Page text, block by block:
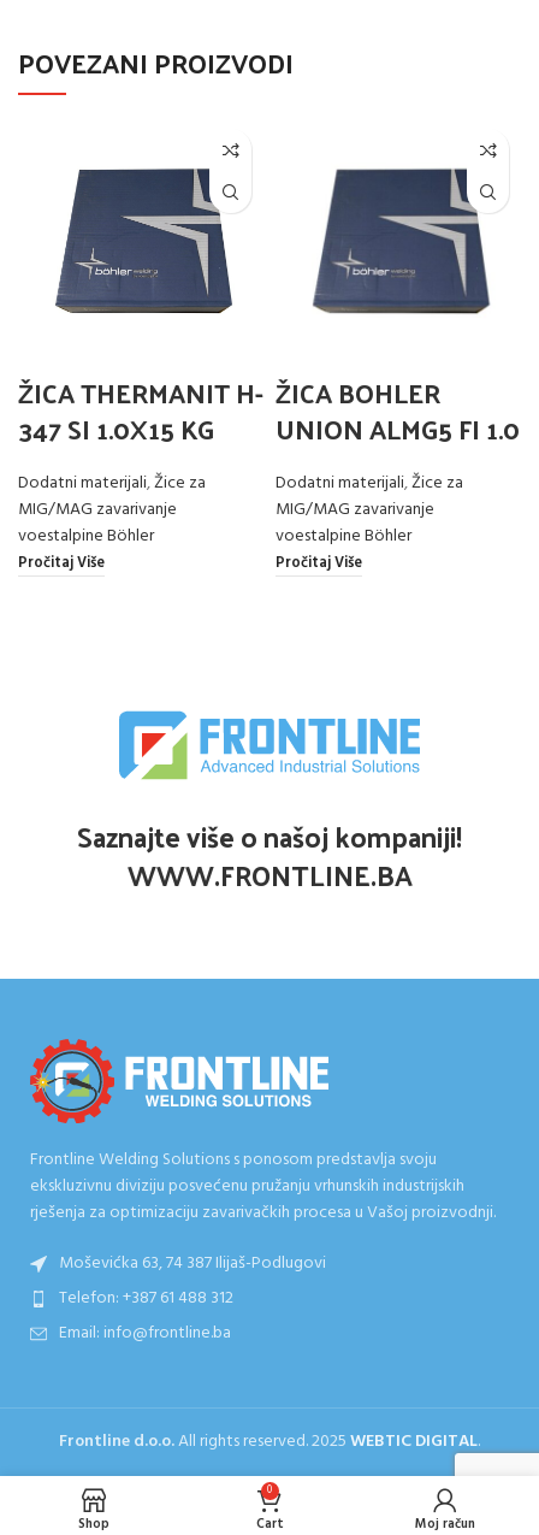
POVEZANI PROIZVODI
ŽICA THERMANIT H-
347 SI 1.0X15 KG
Dodatni materijali,Žice za
MIG/MAG zavarivanje
voestalpine Böhler
Pročitaj Više
ŽICA BOHLER
UNION ALMG5 FI 1.0
Dodatni materijali,Žice za
MIG/MAG zavarivanje
voestalpine Böhler
Pročitaj Više
Saznajte više o našoj kompaniji!
WWW.FRONTLINE.BA
Frontline Welding Solutions s ponosom predstavlja svoju
ekskluzivnu diviziju posvećenu pružanju vrhunskih industrijskih
rješenja za optimizaciju zavarivačkih procesa u Vašoj proizvodnji.
Moševićka 63, 74 387 Ilijaš-Podlugovi
Telefon: +387 61 488 312
Email: info@frontline.ba
Frontline d.o.o.All rights reserved.2025WEBTIC DIGITAL.
Shop
0
Cart Moj račun